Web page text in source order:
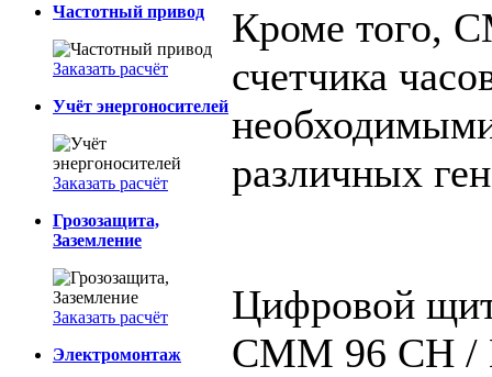
Частотный привод
Заказать расчёт
Учёт энергоносителей
Заказать расчёт
Грозозащита,
Заземление
Заказать расчёт
Электромонтаж
Кроме того,
счетчика
различных
Цифровой
CMM 96 CH /